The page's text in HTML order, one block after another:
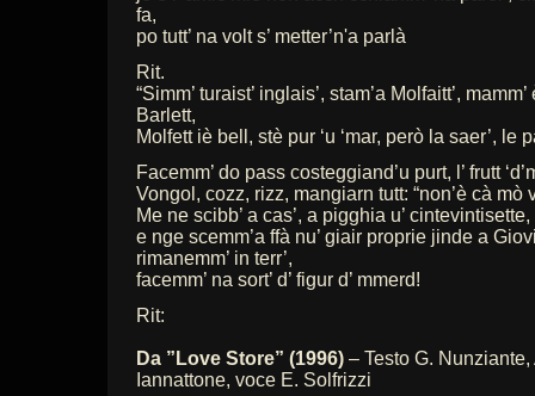
fa,
po tutt’ na volt s’ metter’n'a parlà
Rit.
“Simm’ turaist’ inglais’, stam’a Molfaitt’,
Barlett,
Molfett iè bell, stè pur ‘u ‘mar, però la saer’, le
Facemm’ do pass costeggiand’u purt, l’ frutt
Vongol, cozz, rizz, mangiarn tutt: “non’è cà mò
Me ne scibb’ a cas’, a pigghia u’ cintevintisette,
e nge scemm’a ffà nu’ giair proprie jinde a
rimanemm’ in terr’,
facemm’ na sort’ d’ figur d’ mmerd!
Rit:
Da ”Love Store” (1996) – Testo G.
Iannattone, voce E. Solfrizzi